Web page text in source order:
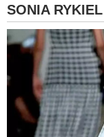
SONIA